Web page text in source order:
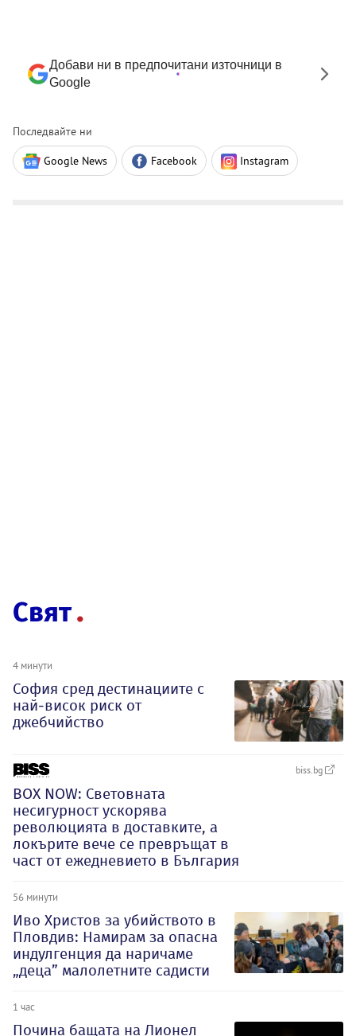
Добави ни в предпочитани източници в
Google
Последвайте ни
Google News Facebook Instagram
Свят
4 минути
София сред дестинациите с
най-висок риск от
джебчийство
biss.bg
BOX NOW: Световната
несигурност ускорява
революцията в доставките, а
локърите вече се превръщат в
част от ежедневието в България
56 минути
Иво Христов за убийството в
Пловдив: Намирам за опасна
индулгенция да наричаме
„деца” малолетните садисти
1 час
Почина бащата на Лионел